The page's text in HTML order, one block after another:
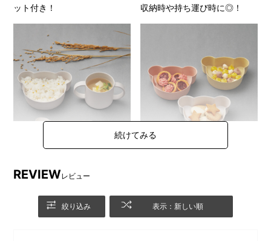
ット付き！
収納時や持ち運び時に◎！
かわいらしいデザインとやさ
も楽しくお食事ができます。
ズディッシュ。 お子様にも安
心してお使い頂けるアイテム
REVIEWレビュー
絞り込み 表示：新しい順